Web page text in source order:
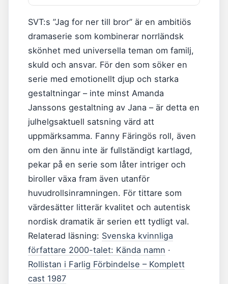
SVT:s ”Jag for ner till bror” är en ambitiös
dramaserie som kombinerar norrländsk
skönhet med universella teman om familj,
skuld och ansvar. För den som söker en
serie med emotionellt djup och starka
gestaltningar – inte minst Amanda
Janssons gestaltning av Jana – är detta en
julhelgsaktuell satsning värd att
uppmärksamma. Fanny Färingös roll, även
om den ännu inte är fullständigt kartlagd,
pekar på en serie som låter intriger och
biroller växa fram även utanför
huvudrollsinramningen. För tittare som
värdesätter litterär kvalitet och autentisk
nordisk dramatik är serien ett tydligt val.
Relaterad läsning: Svenska kvinnliga
författare 2000-talet: Kända namn ·
Rollistan i Farlig Förbindelse – Komplett
cast 1987